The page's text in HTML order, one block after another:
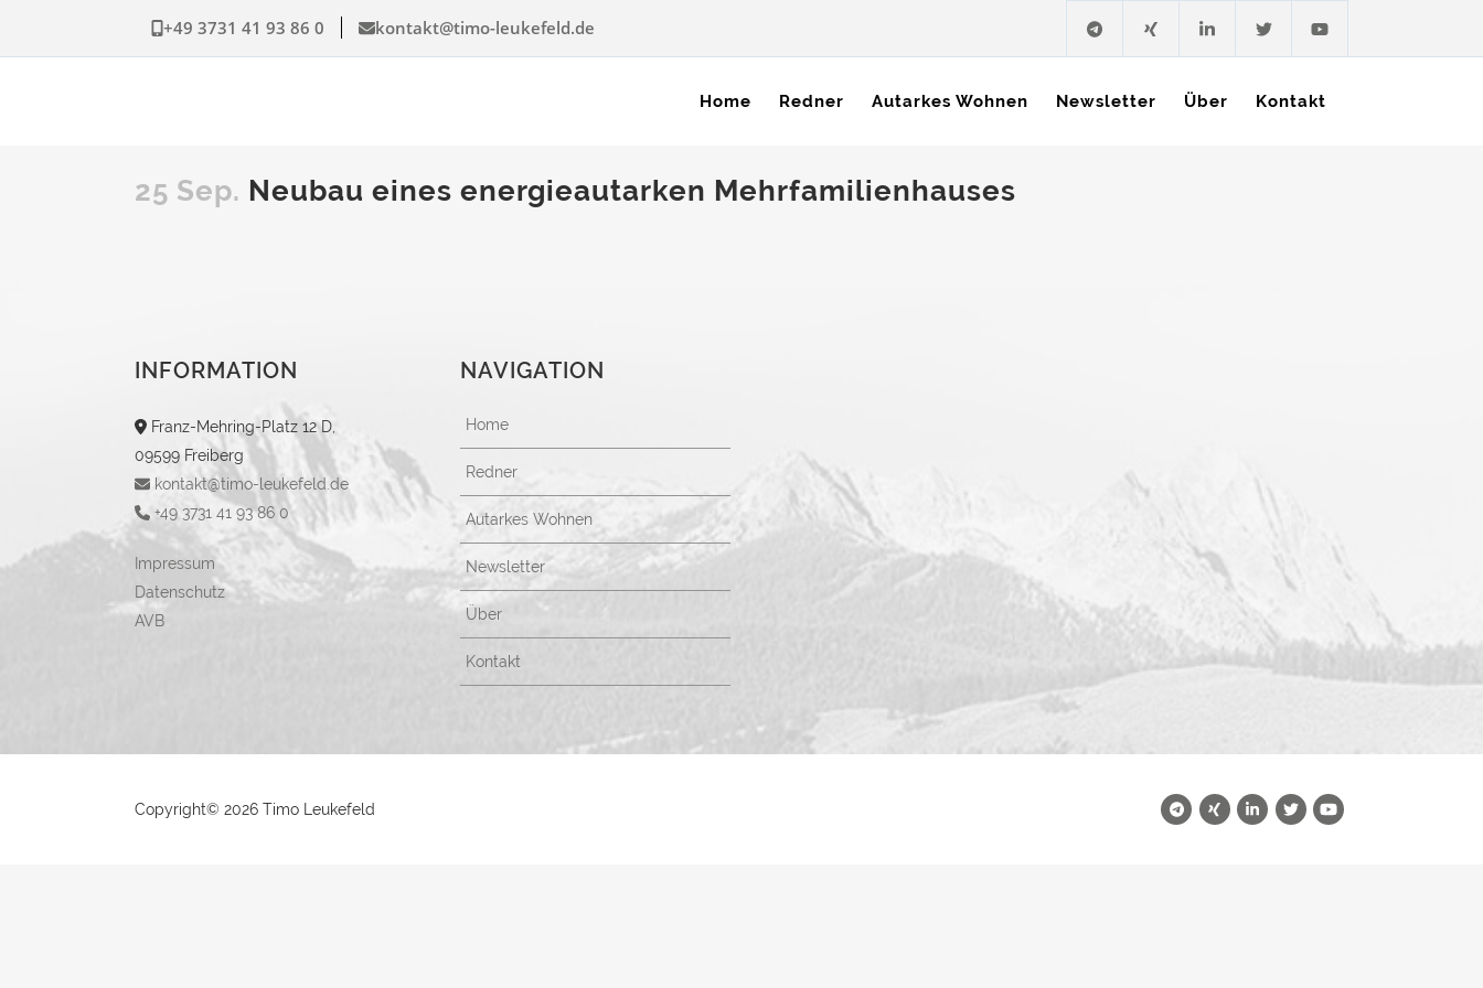
+49 3731 41 93 86 0 kontakt@timo-leukefeld.de
Home Redner Autarkes Wohnen Newsletter Über Kontakt
25 Sep. Neubau eines energieautarken Mehrfamilienhauses
INFORMATION
Franz-Mehring-Platz 12 D,
09599 Freiberg
kontakt@timo-leukefeld.de
+49 3731 41 93 86 0
Impressum
Datenschutz
AVB
NAVIGATION
Home
Redner
Autarkes Wohnen
Newsletter
Über
Kontakt
Copyright© 2026 Timo Leukefeld